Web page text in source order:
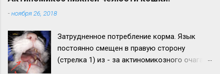
-ноября 26, 2018
Затрудненное потребление корма. Язык
постоянно смещен в правую сторону
(стрелка 1) из - за актиномикозного очага,